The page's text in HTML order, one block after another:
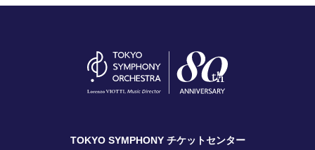
TOKYO SYMPHONY チケットセンター